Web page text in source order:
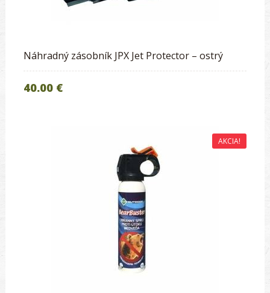
Náhradný zásobník JPX Jet Protector – ostrý
40.00 €
AKCIA!